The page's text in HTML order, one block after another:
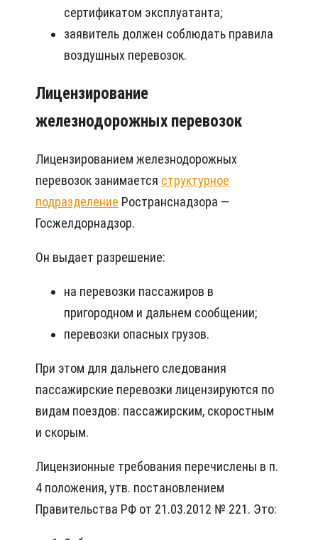
сертификатом эксплуатанта;
заявитель должен соблюдать правила
воздушных перевозок.
Лицензирование
железнодорожных перевозок
Лицензированием железнодорожных
перевозок занимается структурное
подразделение Ространснадзора —
Госжелдорнадзор.
Он выдает разрешение:
на перевозки пассажиров в
пригородном и дальнем сообщении;
перевозки опасных грузов.
При этом для дальнего следования
пассажирские перевозки лицензируются по
видам поездов: пассажирским, скоростным
и скорым.
Лицензионные требования перечислены в п.
4 положения, утв. постановлением
Правительства РФ от 21.03.2012 № 221. Это: